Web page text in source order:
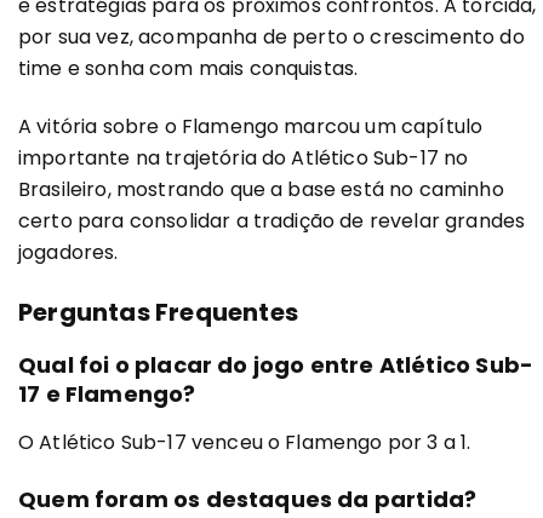
por sua vez, acompanha de perto o crescimento do
time e sonha com mais conquistas.
A vitória sobre o Flamengo marcou um capítulo
importante na trajetória do Atlético Sub-17 no
Brasileiro, mostrando que a base está no caminho
certo para consolidar a tradição de revelar grandes
jogadores.
Perguntas Frequentes
Qual foi o placar do jogo entre Atlético Sub-
17 e Flamengo?
O Atlético Sub-17 venceu o Flamengo por 3 a 1.
Quem foram os destaques da partida?